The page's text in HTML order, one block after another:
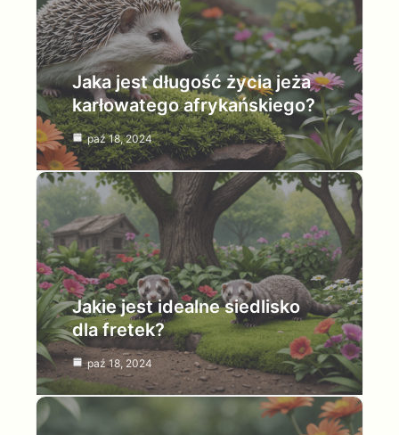
Jaka jest długość życia jeża
karłowatego afrykańskiego?
paź 18, 2024
Jakie jest idealne siedlisko
dla fretek?
paź 18, 2024